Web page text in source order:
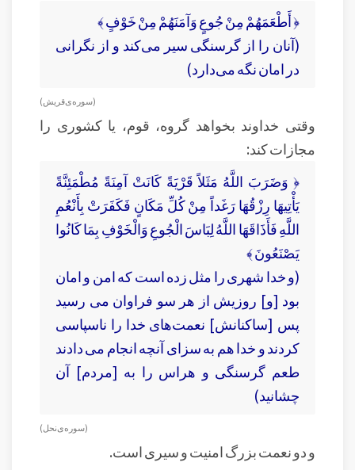
﴿ أَطْعَمَهُمْ مِنْ جُوعٍ وَآمَنَهُمْ مِنْ خَوْفٍ ﴾
(آنان را از گرسنگی سیر می‌کند و از نگرانی
در امان نگه می‌دارد)
( سوره‌ی قريش )
وقتی خداوند بخواهد گروه، قوم، یا کشوری را
مجازات کند:
﴿ وَضَرَبَ اللَّهُ مَثَلاً قَرْيَةً كَانَتْ آمِنَةً مُطْمَئِنَّةً
يَأْتِيهَا رِزْقُهَا رَغَداً مِنْ كُلِّ مَكَانٍ فَكَفَرَتْ بِأَنْعُمِ
اللَّهِ فَأَذَاقَهَا اللَّهُ لِبَاسَ الْجُوعِ وَالْخَوْفِ بِمَا كَانُوا
يَصْنَعُونَ ﴾
(و خدا شهرى را مثل زده است كه امن و امان
بود [و] روزيش از هر سو فراوان مى ‏رسيد
پس [ساكنانش] نعمت‌هاى خدا را ناسپاسى
كردند و خدا هم به سزاى آنچه انجام مى‏ دادند
طعم گرسنگى و هراس را به [مردم] آن
چشانيد)
( سوره‌ی نحل )
و دو نعمت بزرگ امنیت و سیری است.